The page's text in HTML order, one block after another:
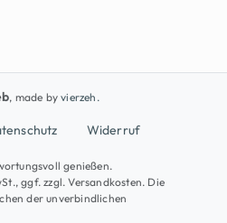
, made byvierzeh.
Widerruf
genießen.
ggf. zzgl. Versandkosten. Die
der unverbindlichen